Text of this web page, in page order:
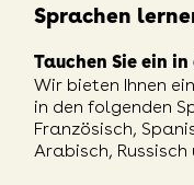
Sprachen
Tauchen Sie ein
Wir bieten Ihnen
in den folgenden
Französisch,
Arabisch, Russisch